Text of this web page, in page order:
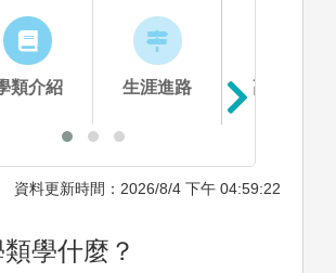
類介紹 生涯進路 高中準備
資料更新時間：2026/8/4 下午 04:59:22
學什麼？